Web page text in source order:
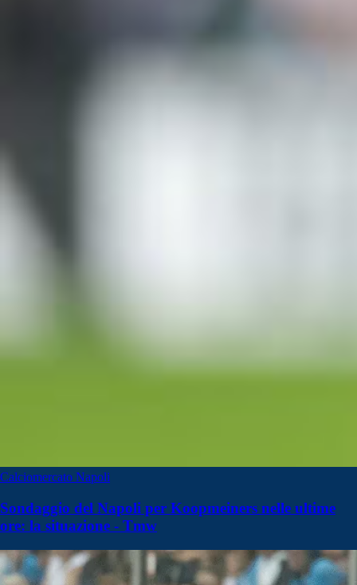
Calciomercato Napoli
Sondaggio del Napoli per Koopmeiners nelle ultime
ore: la situazione - Tmw